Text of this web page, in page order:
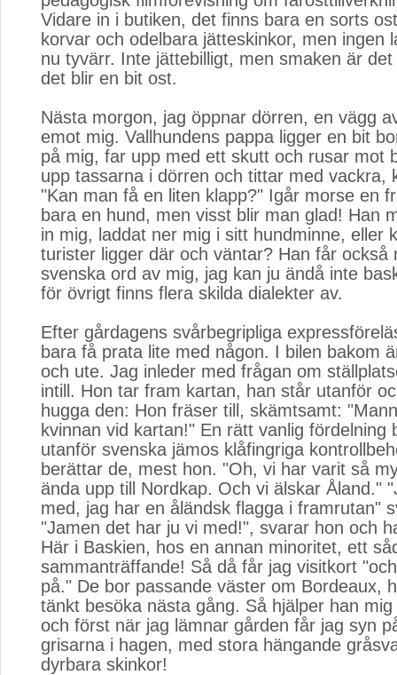
Vidare in i butiken, det finns bara en sorts
korvar och odelbara jätteskinkor, men ingen
nu tyvärr. Inte jättebilligt, men smaken är
det blir en bit ost.
Nästa morgon, jag öppnar dörren, en vägg
emot mig. Vallhundens pappa ligger en bit
på mig, far upp med ett skutt och rusar mot
upp tassarna i dörren och tittar med vackra,
"Kan man få en liten klapp?" Igår morse en
bara en hund, men visst blir man glad! Han
in mig, laddat ner mig i sitt hundminne, eller
turister ligger där och väntar? Han får också
svenska ord av mig, jag kan ju ändå inte
för övrigt finns flera skilda dialekter av.
Efter gårdagens svårbegripliga
bara få prata lite med någon. I bilen bakom
och ute. Jag inleder med frågan om
intill. Hon tar fram kartan, han står utanför
hugga den: Hon fräser till, skämtsamt:
kvinnan vid kartan!" En rätt vanlig fördelning
utanför svenska jämos klåfingriga
berättar de, mest hon. "Oh, vi har varit så
ända upp till Nordkap. Och vi älskar Åland."
med, jag har en åländsk flagga i framrutan"
"Jamen det har ju vi med!", svarar hon och
Här i Baskien, hos en annan minoritet, ett
sammanträffande! Så då får jag visitkort
på." De bor passande väster om Bordeaux,
tänkt besöka nästa gång. Så hjälper han
och först när jag lämnar gården får jag syn
grisarna i hagen, med stora hängande
dyrbara skinkor!